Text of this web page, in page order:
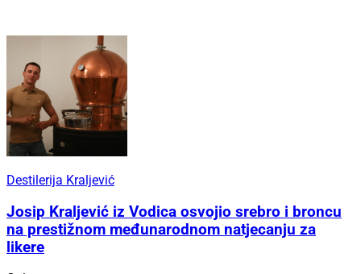
Destilerija Kraljević
Josip Kraljević iz Vodica osvojio srebro i broncu
na prestižnom međunarodnom natjecanju za
likere